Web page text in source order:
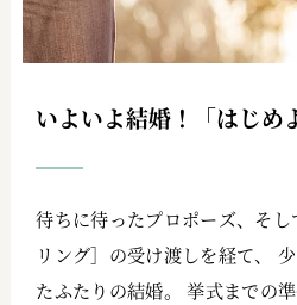
いよいよ結婚！「はじめ
待ちに待ったプロポーズ、そ
リング］の受け渡しを経て、
たふたりの結婚。 挙式までの